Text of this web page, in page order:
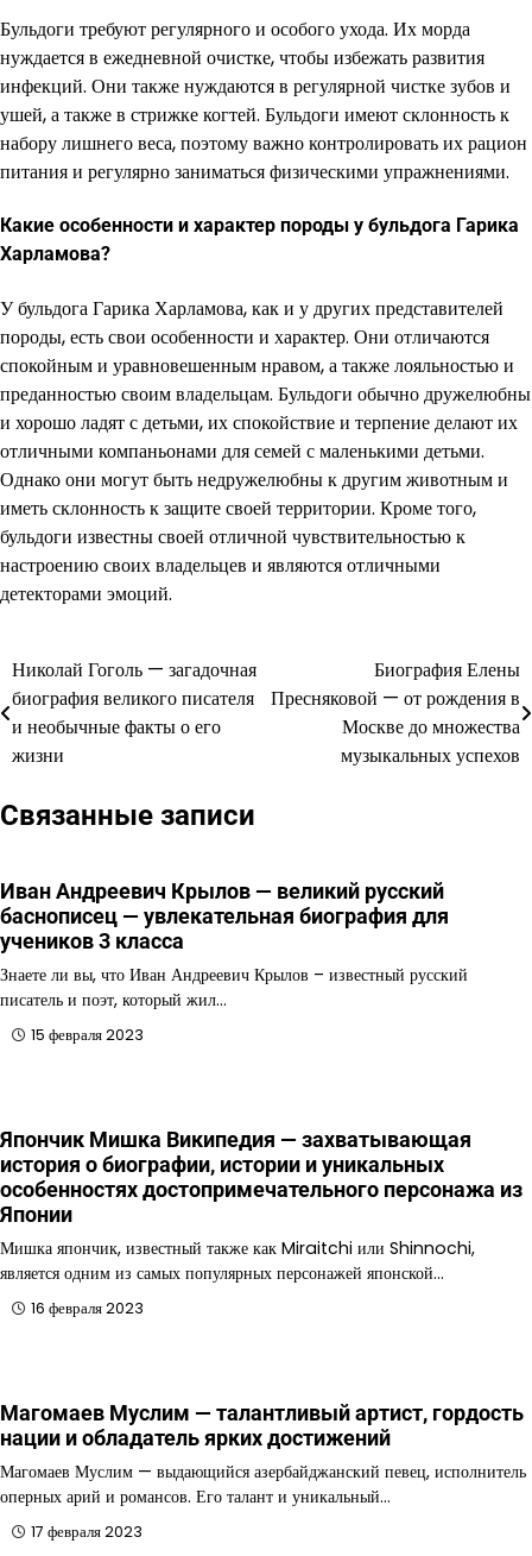
Бульдоги требуют регулярного и особого ухода. Их морда
нуждается в ежедневной очистке, чтобы избежать развития
инфекций. Они также нуждаются в регулярной чистке зубов и
ушей, а также в стрижке когтей. Бульдоги имеют склонность к
набору лишнего веса, поэтому важно контролировать их рацион
питания и регулярно заниматься физическими упражнениями.
Какие особенности и характер породы у бульдога Гарика
Харламова?
У бульдога Гарика Харламова, как и у других представителей
породы, есть свои особенности и характер. Они отличаются
спокойным и уравновешенным нравом, а также лояльностью и
преданностью своим владельцам. Бульдоги обычно дружелюбны
и хорошо ладят с детьми, их спокойствие и терпение делают их
отличными компаньонами для семей с маленькими детьми.
Однако они могут быть недружелюбны к другим животным и
иметь склонность к защите своей территории. Кроме того,
бульдоги известны своей отличной чувствительностью к
настроению своих владельцев и являются отличными
детекторами эмоций.
Навигация
по
записям
Николай Гоголь — загадочная
биография великого писателя
и необычные факты о его
жизни
Биография Елены
Пресняковой — от рождения в
Москве до множества
музыкальных успехов
Связанные записи
Иван Андреевич Крылов — великий русский
баснописец — увлекательная биография для
учеников 3 класса
Знаете ли вы, что Иван Андреевич Крылов – известный русский
писатель и поэт, который жил…
15 февраля 2023
Япончик Мишка Википедия — захватывающая
история о биографии, истории и уникальных
особенностях достопримечательного персонажа из
Японии
Мишка япончик, известный также как Miraitchi или Shinnochi,
является одним из самых популярных персонажей японской…
16 февраля 2023
Магомаев Муслим — талантливый артист, гордость
нации и обладатель ярких достижений
Магомаев Муслим — выдающийся азербайджанский певец, исполнитель
оперных арий и романсов. Его талант и уникальный…
17 февраля 2023